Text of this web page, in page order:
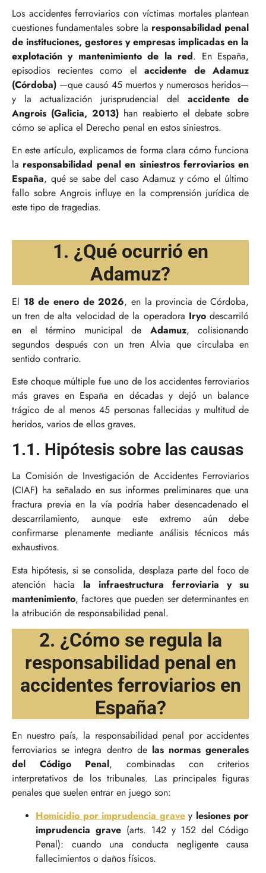
Los accidentes ferroviarios con víctimas mortales plantean
cuestiones fundamentales sobre la responsabilidad penal
de instituciones, gestores y empresas implicadas en la
explotación y mantenimiento de la red. En España,
episodios recientes como elaccidente de Adamuz
(Córdoba) —que causó 45 muertos y numerosos heridos—
y la actualización jurisprudencial del accidente de
Angrois (Galicia, 2013) han reabierto el debate sobre
cómo se aplica el Derecho penal en estos siniestros.
En este artículo, explicamos de forma clara cómo funciona
la responsabilidad penal en siniestros ferroviarios en
España, qué se sabe del caso Adamuz y cómo el último
fallo sobre Angrois influye en la comprensión jurídica de
este tipo de tragedias.
1. ¿Qué ocurrió en
Adamuz?
El 18 de enero de 2026, en la provincia de Córdoba,
un tren de alta velocidad de la operadora Iryo descarriló
en el término municipal de Adamuz, colisionando
segundos después con un tren Alvia que circulaba en
sentido contrario.
Este choque múltiple fue uno de los accidentes ferroviarios
más graves en España en décadas y dejó un balance
trágico de al menos 45 personas fallecidas y multitud de
heridos, varios de ellos graves.
1.1. Hipótesis sobre las causas
La Comisión de Investigación de Accidentes Ferroviarios
(CIAF) ha señalado en sus informes preliminares que una
fractura previa en la vía podría haber desencadenado el
descarrilamiento, aunque este extremo aún debe
confirmarse plenamente mediante análisis técnicos más
exhaustivos.
Esta hipótesis, si se consolida, desplaza parte del foco de
atención hacia la infraestructura ferroviaria y su
mantenimiento, factores que pueden ser determinantes en
la atribución de responsabilidad penal.
2. ¿Cómo se regula la
responsabilidad penal en
accidentes ferroviarios en
España?
En nuestro país, la responsabilidad penal por accidentes
ferroviarios se integra dentro de las normas generales
del Código Penal, combinadas con criterios
interpretativos de los tribunales. Las principales figuras
penales que suelen entrar en juego son:
Homicidio por imprudencia gravey lesiones por
imprudencia grave(arts. 142 y 152 del Código
Penal): cuando una conducta negligente causa
fallecimientos o daños físicos.